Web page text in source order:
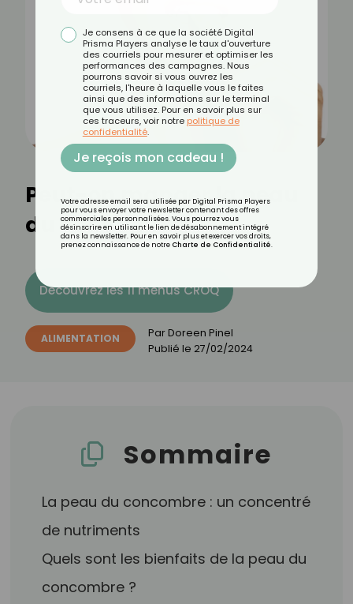
Peut-on manger la peau
du concombre ?
Découvrez les 11 menus CROQ
ALIMENTATION ParDoreen Pinel
Publié le 27/02/2024
Sommaire
La peau du concombre : un concentré
de nutriments
Quels sont les bienfaits de la peau du
concombre ?
Je consens à ce que la société Digital
Prisma Players analyse le taux d'ouverture
des courriels pour mesurer et optimiser les
performances des campagnes. Nous
pourrons savoir si vous ouvrez les
courriels, l'heure à laquelle vous le faites
ainsi que des informations sur le terminal
que vous utilisez. Pour en savoir plus sur
ces traceurs, voir notre politique de
confidentialité.
Je reçois mon cadeau !
Votre adresse email sera utilisée par Digital Prisma Players
pour vous envoyer votre newsletter contenant des offres
commerciales personnalisées. Vous pourrez vous
désinscrire en utilisant le lien de désabonnement intégré
dans la newsletter. Pour en savoir plus et exercer vos droits,
prenez connaissance de notre Charte de Confidentialité.